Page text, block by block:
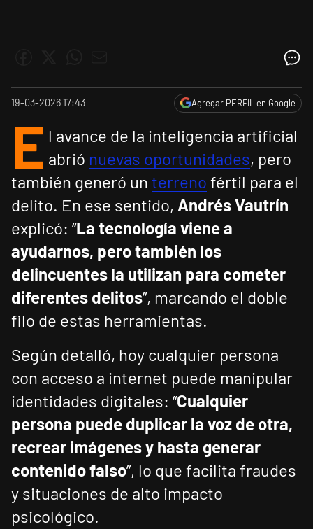
19-03-2026 17:43 Agregar PERFIL en Google
E l avance de la inteligencia artificial
abrió nuevas oportunidades, pero
también generó un terreno fértil para el
delito. En ese sentido, Andrés Vautrín
explicó: “La tecnología viene a
ayudarnos, pero también los
delincuentes la utilizan para cometer
diferentes delitos”, marcando el doble
filo de estas herramientas.
Según detalló, hoy cualquier persona
con acceso a internet puede manipular
identidades digitales: “Cualquier
persona puede duplicar la voz de otra,
recrear imágenes y hasta generar
contenido falso”, lo que facilita fraudes
y situaciones de alto impacto
psicológico.